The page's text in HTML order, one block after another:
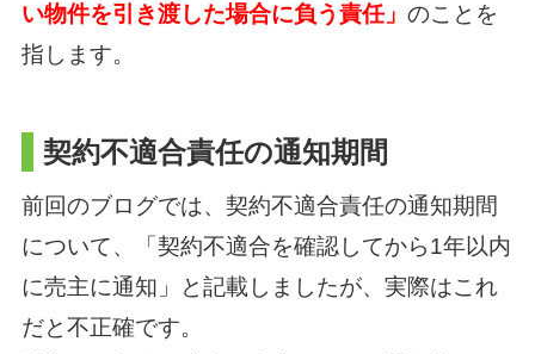
い物件を引き渡した場合に負う責任」 のことを
指します。
契約不適合責任の通知期間
前回のブログでは、契約不適合責任の通知期間
について、
「契約不適合を確認してから1年以内
に売主に通知」と記載しましたが、実際はこれ
だと不正確です。